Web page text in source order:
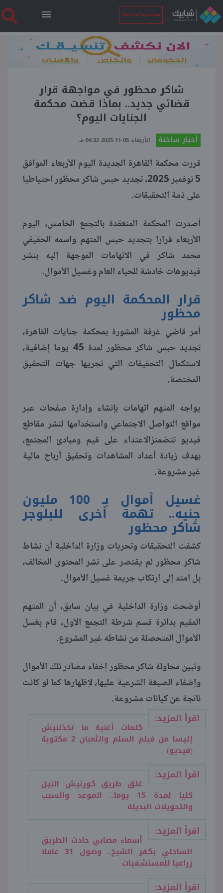
نتيجة الثانوية العامة 2026
الرئيسية
نتيجة الثانوية العامة 2026
أخبار ساخنة
بوابة الطلبة
منوعات
شاكر محظور في مواجهة قرار
قضائي جديد.. بماذا قضت محكمة
الجنايات اليوم؟
أخبار ساخنة الأربعاء 05-11-2025 04:32 مـ
قررت محكمة القاهرة الجديدة اليوم الأربعاء الموافق
5 نوفمبر 2025، تجديد حبس شاكر محظور احتياطيا
على ذمة التحقيقات.
أصدرت المحكمة المنعقدة بالتجمع الخامس، اليوم
الأربعاء قرارا بتجديد حبس المتهم واسمه الحقيقي
محمد شاكر في الاتهامات الموجهة إليه بنشر
فيديوهات خادشة للحياء العام وغسيل الأموال.
قرار المحكمة اليوم ضد شاكر
محظور
أمر قاضي غرفة المشورة بمحكمة جنايات القاهرة،
تجديد حبس شاكر محظور لمدة 45 يوما إضافية،
لاستكمال التحقيقات التي تجريها جهات التحقيق
المختصة.
يواجه المتهم اتهامات بإنشاء وإدارة صفحات عبر
مواقع التواصل الاجتماعي واستخدامها لنشر مقاطع
فيديو تتضمنزالاعتداء على قيم ومبادئ المجتمع،
بهدف زيادة أعداد المشاهدات وتحقيق أرباح مالية
غير مشروعة.
غسيل أموال بـ 100 مليون
جنيه.. تهمة أخرى للبلوجر
شاكر محظور
كشفت التحقيقات وتحريات وزارة الداخلية أن نشاط
شاكر محظور لم يقتصر على نشر المحتوى المخالف،
بل امتد إلى ارتكاب جريمة غسيل الأموال.
أوضحت وزارة الداخلية في بيان سابق، أن المتهم
المقيم بدائرة قسم شرطة التجمع الأول، قام بغسل
الأموال المتحصلة من نشاطه غير المشروع.
وتبين محاولة شاكر محظور إخفاء مصادر تلك الأموال
وإضفاء الصبغة الشرعية عليها، لإظهارها كما لو كانت
ناتجة عن كيانات مشروعة.
اقرأ المزيد:
كلمات أغنية ما تخذلنيش
إليسا من فيلم السلم والثعبان 2 مكتوبة
(فيديو)
اقرأ المزيد:
غلق طريق كورنيش النيل
كليا لمدة 15 يوما.. الموعد والسبب
والتحويلات البديلة
اقرأ المزيد:
أسماء مصابي حادث الطريق
الساحلي بكفر الشيخ.. وصول 31 عاملا
زراعيا للمستشفيات
اقرأ المزيد: